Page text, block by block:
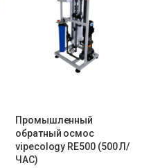
Промышленный
обратный осмос
vipecology RE500 (500 Л/
ЧАС)